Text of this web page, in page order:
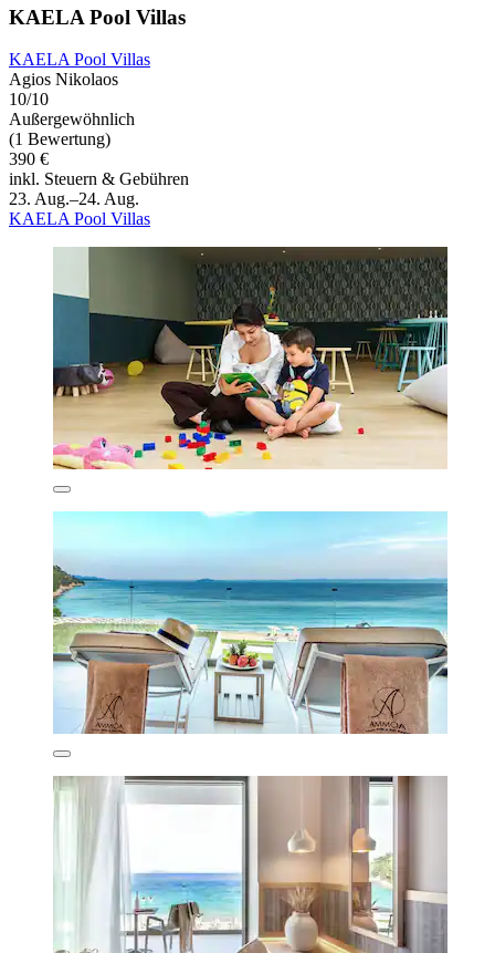
KAELA Pool Villas
KAELA Pool Villas
Agios Nikolaos
10/10
Außergewöhnlich
(1 Bewertung)
390 €
inkl. Steuern & Gebühren
23. Aug.–24. Aug.
KAELA Pool Villas